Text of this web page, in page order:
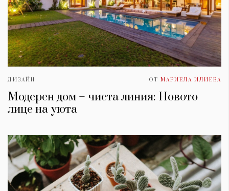
ДИЗАЙН ОТ МАРИЕЛА ИЛИЕВА
Модерен дом – чиста линия: Новото
лице на уюта